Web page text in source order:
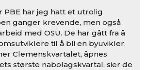
PBE har jeg hatt et utrolig
ganger krevende, men også
med OSU. De har gått fra å
til å bli en byuvikler.
Clemenskvartalet, åpnes
største nabolagskvartal, sier de